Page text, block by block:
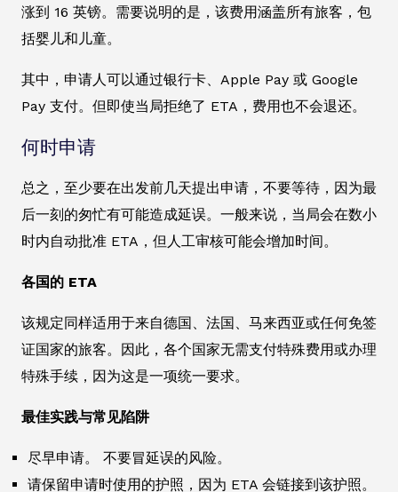
涨到 16 英镑。需要说明的是，该费用涵盖所有旅客，包
括婴儿和儿童。
其中，申请人可以通过银行卡、Apple Pay 或 Google
Pay 支付。但即使当局拒绝了 ETA，费用也不会退还。
何时申请
总之，至少要在出发前几天提出申请，不要等待，因为最
后一刻的匆忙有可能造成延误。一般来说，当局会在数小
时内自动批准 ETA，但人工审核可能会增加时间。
各国的 ETA
该规定同样适用于来自德国、法国、马来西亚或任何免签
证国家的旅客。因此，各个国家无需支付特殊费用或办理
特殊手续，因为这是一项统一要求。
最佳实践与常见陷阱
尽早申请。 不要冒延误的风险。
请保留申请时使用的护照，因为 ETA 会链接到该护照。